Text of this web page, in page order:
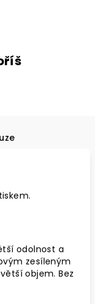
odolnost a
zesíleným
objem. Bez